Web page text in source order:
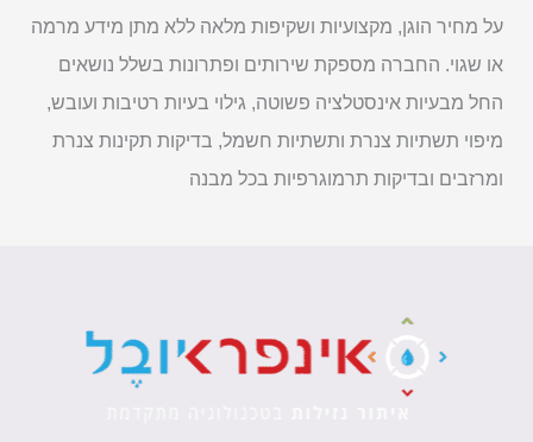
על מחיר הוגן, מקצועיות ושקיפות מלאה ללא מתן מידע מרמה
או שגוי. החברה מספקת שירותים ופתרונות בשלל נושאים
החל מבעיות אינסטלציה פשוטה, גילוי בעיות רטיבות ועובש,
מיפוי תשתיות צנרת ותשתיות חשמל, בדיקות תקינות צנרת
ומרזבים ובדיקות תרמוגרפיות בכל מבנה